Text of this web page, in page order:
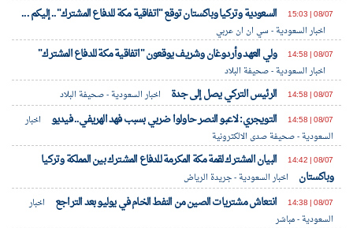
08/07 | 15:03
السعودية وتركيا وباكستان توقع "اتفاقية مكة للدفاع المشترك".. إليكم ...
اخبار السعودية - سي ان ان عربي
08/07 | 14:58
ولي العهد وأردوغان وشريف يوقعون "اتفاقية مكة للدفاع المشترك"
اخبار السعودية - صحيفة البلاد
08/07 | 14:58
الرئيس التركي يصل إلى جدة
اخبار السعودية - صحيفة البلاد
08/07 | 14:58
التويجري: لاعبو النصر حاولوا ضربي بسبب فهد الهريفي.. فيديو
اخبار
السعودية - صحيفة صدى الالكترونية
08/07 | 14:42
البيان المشترك لقمة مكة المكرمة للدفاع المشترك بين المملكة وتركيا
وباكستان
اخبار السعودية - جريدة الرياض
08/07 | 14:38
انتعاش مشتريات الصين من النفط الخام في يوليو بعد التراجع
اخبار
السعودية - مباشر